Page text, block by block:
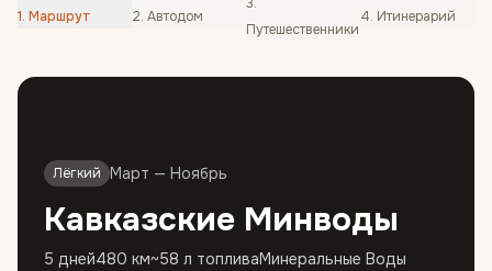
1. Маршрут 2. Автодом
Путешественники
4. Итинерарий
Лёгкий Март — Ноябрь
Кавказские Минводы
5 дней480 км~58 л топливаМинеральные Воды